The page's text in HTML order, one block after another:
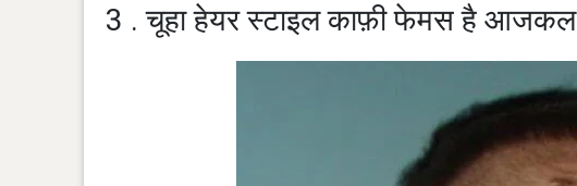
3 . चूहा हेयर स्टाइल काफ़ी फेमस है आजकल